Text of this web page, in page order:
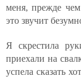
меня, прежде
это звучит
Я скрестила
приехали на
успела сказать